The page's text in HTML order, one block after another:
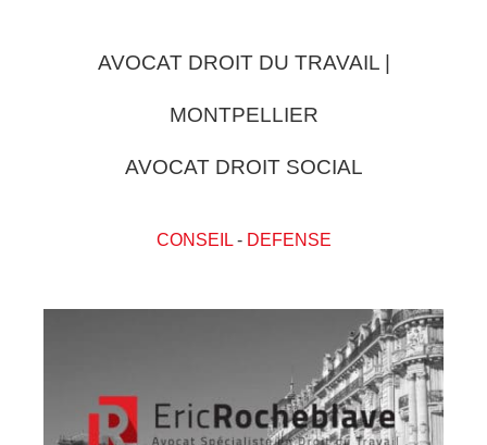
AVOCAT DROIT DU TRAVAIL |
MONTPELLIER
AVOCAT DROIT SOCIAL
CONSEIL- DEFENSE